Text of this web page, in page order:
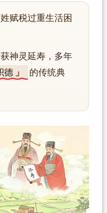
赋税过重生活困
神灵延寿，多年
德
的传统典